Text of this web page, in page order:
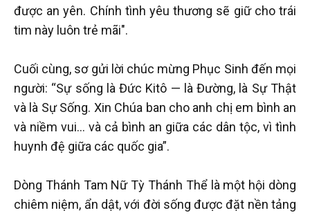
được an yên. Chính tình yêu thương sẽ giữ cho trái
tim này luôn trẻ mãi".
Cuối cùng, sơ gửi lời chúc mừng Phục Sinh đến mọi
người: “Sự sống là Đức Kitô — là Đường, là Sự Thật
và là Sự Sống. Xin Chúa ban cho anh chị em bình an
và niềm vui… và cả bình an giữa các dân tộc, vì tình
huynh đệ giữa các quốc gia”.
Dòng Thánh Tam Nữ Tỳ Thánh Thể là một hội dòng
chiêm niệm, ẩn dật, với đời sống được đặt nền tảng